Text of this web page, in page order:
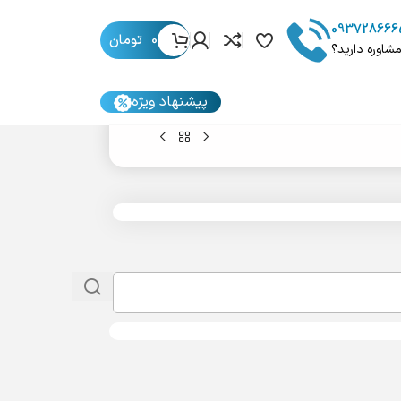
دارید؟
0 تومان
پیشنهاد ویژه